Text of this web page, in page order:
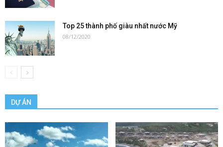
Top 25 thành phố giàu nhất nước Mỹ
08/12/2020
DỰ ÁN